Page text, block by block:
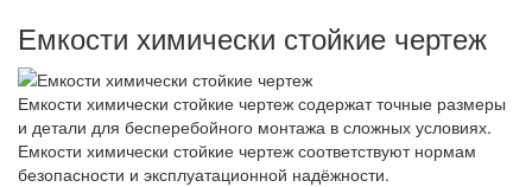
Емкости химически стойкие чертеж
Емкости химически стойкие чертеж содержат точные размеры
и детали для бесперебойного монтажа в сложных условиях.
Емкости химически стойкие чертеж соответствуют нормам
безопасности и эксплуатационной надёжности.